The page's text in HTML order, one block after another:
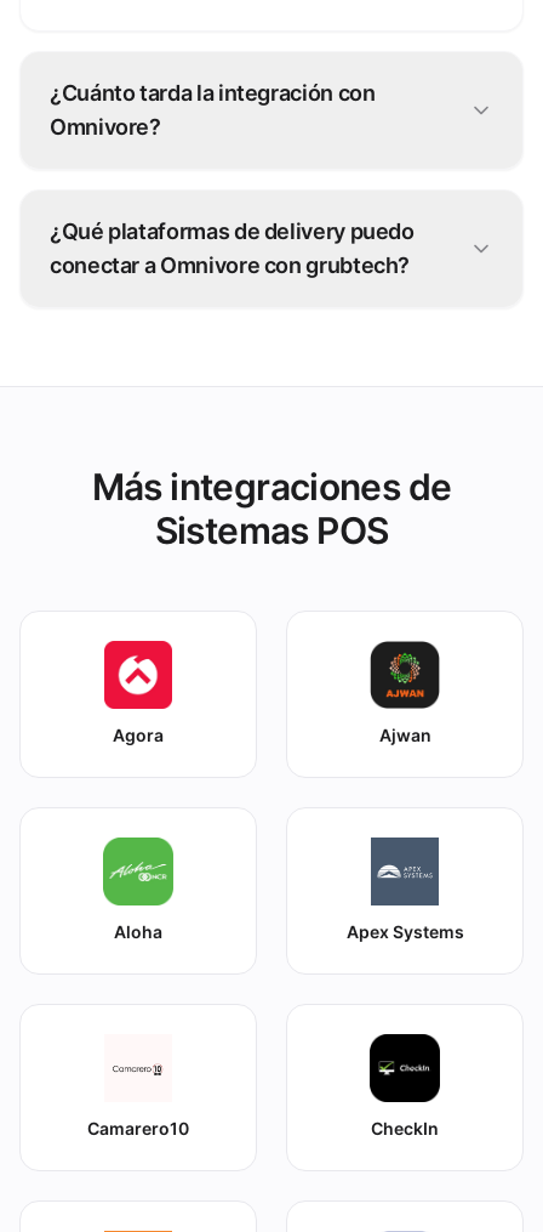
¿Cuánto tarda la integración con
Omnivore?
contigo, sin desarrollo por tu parte.
¿Qué plataformas de delivery puedo
conectar a Omnivore con grubtech?
Más integraciones de
Sistemas POS
Agora Ajwan
Aloha Apex Systems
Camarero10 CheckIn